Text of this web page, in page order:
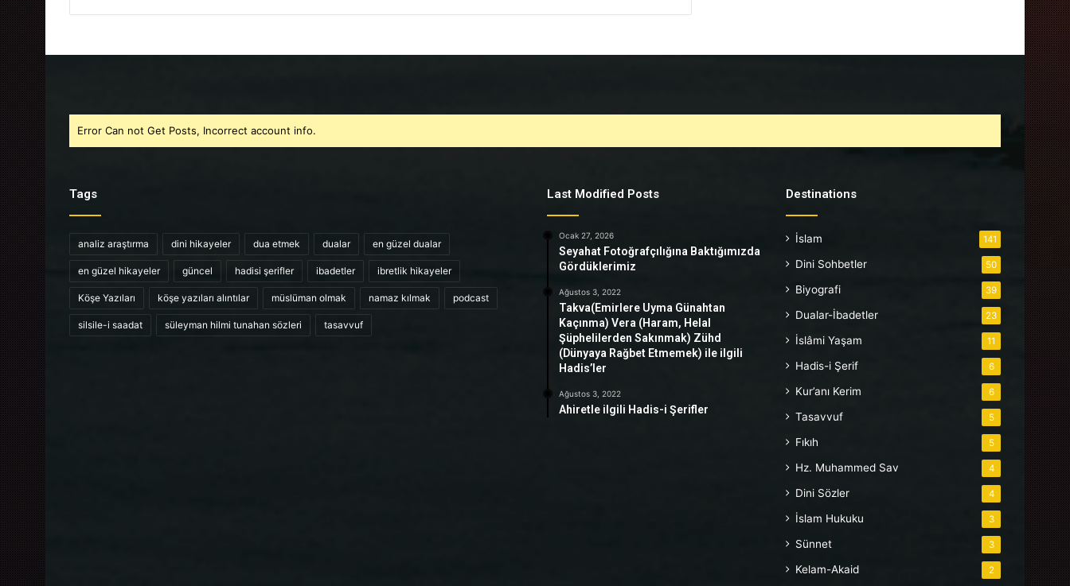
Error Can not Get Posts, Incorrect account info.
Tags
analiz araştırma dini hikayeler dua etmek dualar en güzel dualar
en güzel hikayeler güncel hadisi şerifler ibadetler ibretlik hikayeler
Köşe Yazıları köşe yazıları alıntılar müslüman olmak namaz kılmak podcast
silsile-i saadat süleyman hilmi tunahan sözleri tasavvuf
Last Modified Posts
Ocak 27, 2026
Seyahat Fotoğrafçılığına Baktığımızda
Gördüklerimiz
Ağustos 3, 2022
Takva(Emirlere Uyma Günahtan
Kaçınma) Vera (Haram, Helal
Şüphelilerden Sakınmak) Zühd
(Dünyaya Rağbet Etmemek) ile ilgili
Hadis’ler
Ağustos 3, 2022
Ahiretle ilgili Hadis-i Şerifler
Destinations
İslam 141
Dini Sohbetler 50
Biyografi 39
Dualar-İbadetler 23
İslâmi Yaşam 11
Hadis-i Şerif 6
Kur’anı Kerim 6
Tasavvuf 5
Fıkıh 5
Hz. Muhammed Sav 4
Dini Sözler 4
İslam Hukuku 3
Sünnet 3
Kelam-Akaid 2